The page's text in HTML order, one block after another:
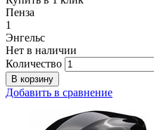
Пенза
1
Энгельс
Нет в наличии
Количество
Добавить в сравнение